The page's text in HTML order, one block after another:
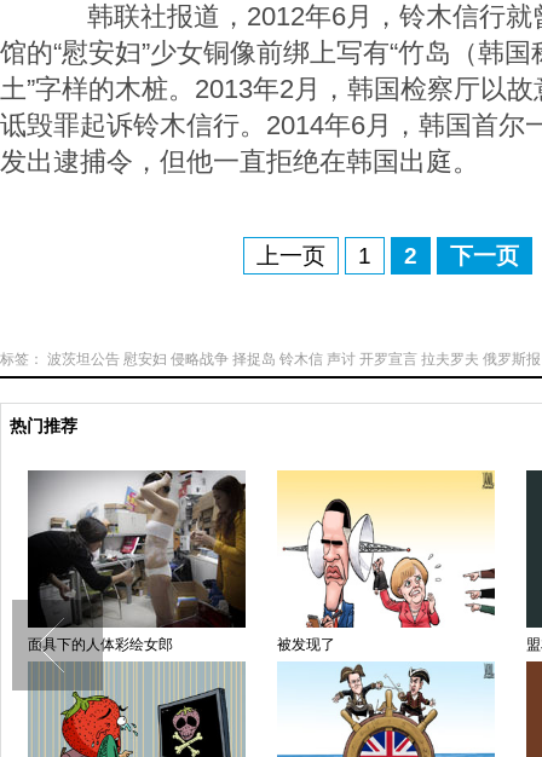
韩联社报道，2012年6月，铃木信行就
馆的“慰安妇”少女铜像前绑上写有“竹岛（韩
土”字样的木桩。2013年2月，韩国检察厅以
诋毁罪起诉铃木信行。2014年6月，韩国首尔
发出逮捕令，但他一直拒绝在韩国出庭。
上一页 1 2 下一页
标签： 波茨坦公告 慰安妇 侵略战争 择捉岛 铃木信 声讨 开罗宣言 拉夫罗夫 俄罗斯报
热门推荐
面具下的人体彩绘女郎 被发现了